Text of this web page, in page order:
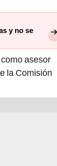
y no se
asesor
la Comisión